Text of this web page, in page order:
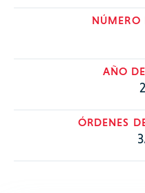
NÚMERO
AÑO
ÓRDENES